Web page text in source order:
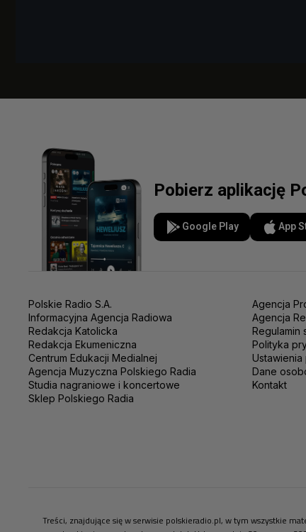
Pobierz aplikację
Google Play App
Polskie Radio S.A.
Informacyjna Agencja Radiowa
Redakcja Katolicka
Redakcja Ekumeniczna
Centrum Edukacji Medialnej
Agencja Muzyczna Polskiego Radia
Studia nagraniowe i koncertowe
Sklep Polskiego Radia
Agencja
Agencja
Regulamin
Polityka
Dane
Kontakt
Treści, znajdujące się w serwisie polskieradio.pl, w tym wszystkie